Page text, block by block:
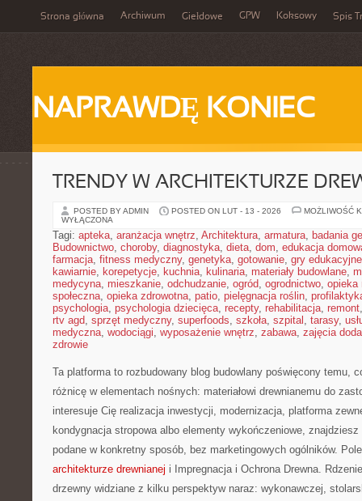
Strona główna Archiwum Giełdowe GPW Koksowy Spis
NAPRAWDĘ KONIEC
TRENDY W ARCHITEKTURZE
POSTED BY ADMIN POSTED ON LUT - 13 - 2026
MOŻLIWOŚĆ
WYŁĄCZONA
Tagi: apteka, aranżacja wnętrz, Architektura, armatura, badania
Budownictwo, choroby, diagnostyka, dieta, dom, edukacja
farmacja, fitness medyczny, genetyka, gotowanie, gry edukacyjne
kawiarnie, korepetycje, kuchnia, kulinaria, materiały budowlane,
medycyna, mieszkanie, odchudzanie, ogród, ogrodnictwo, opieka
społeczna, opieka zdrowotna, patio, pielęgnacja roślin,
psychologia, psychologia dziecięca, recepty, rehabilitacja, remont
rtv agd, sprzęt medyczny, superfoods, szkoła, szpital , tarasy,
medyczna, wodociągi, wyposażenie wnętrz, zabawa, zajęcia
zdrowie
Ta platforma to rozbudowany blog budowlany poświęcony temu,
różnicę w elementach nośnych: materiałowi drewnianemu do
interesuje Cię realizacja inwestycji, modernizacja, platforma
kondygnacja stropowa albo elementy wykończeniowe,
podane w konkretny sposób, bez marketingowych ogólników.
architekturze drewnianej i Impregnacja i Ochrona Drewna.
drzewny widziane z kilku perspektyw naraz: wykonawczej,